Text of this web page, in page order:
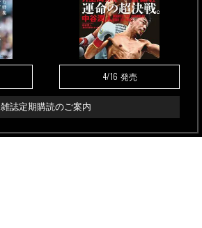
4/16 発売
雑誌定期購読のご案内